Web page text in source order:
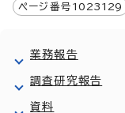
ページ番号 1023129
業務報告
調査研究報告
資料